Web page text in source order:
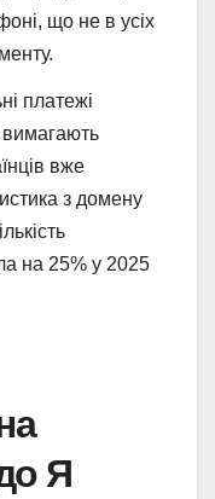
що не в усіх
платежі
вимагають
вже
з домену
на 25% у 2025
Я